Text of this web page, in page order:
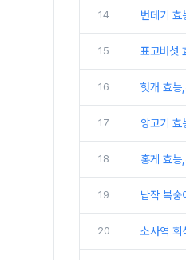
14 번데기 효
15 표고버섯
16 헛개 효능
17 양고기 효
18 홍게 효능
19 납작 복숭
20 소사역 회